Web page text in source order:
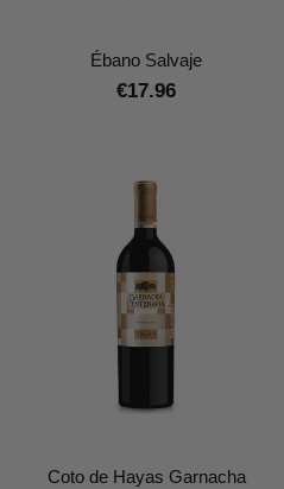
Ébano Salvaje
€17.96
Coto de Hayas Garnacha